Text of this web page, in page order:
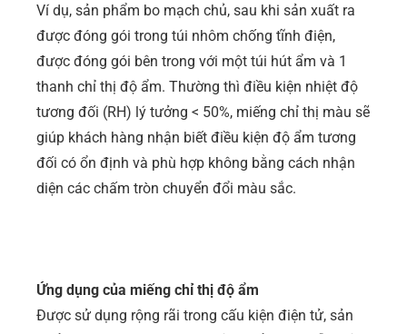
Ví dụ, sản phẩm bo mạch chủ, sau khi sản xuất ra
được đóng gói trong túi nhôm chống tĩnh điện,
được đóng gói bên trong với một túi hút ẩm và 1
thanh chỉ thị độ ẩm. Thường thì điều kiện nhiệt độ
tương đối (RH) lý tưởng < 50%, miếng chỉ thị màu sẽ
giúp khách hàng nhận biết điều kiện độ ẩm tương
đối có ổn định và phù hợp không bằng cách nhận
diện các chấm tròn chuyển đổi màu sắc.
Ứng dụng của miếng chỉ thị độ ẩm
Được sử dụng rộng rãi trong cấu kiện điện tử, sản